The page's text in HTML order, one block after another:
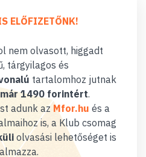
ELŐFIZETŐNK!
nem olvasott, higgadt
tárgyilagos és
tartalomhoz jutnak
1490 forintért.
adunk az Mfor.hu és a
is, a Klub csomag
olvasási lehetőséget is